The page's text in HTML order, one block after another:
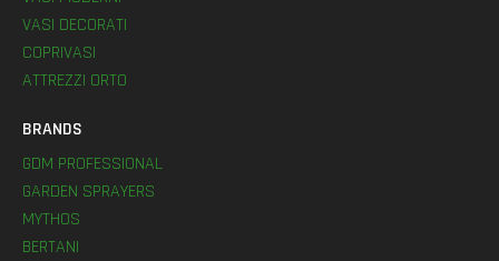
VASI DECORATI
COPRIVASI
ATTREZZI ORTO
BRANDS
GDM PROFESSIONAL
GARDEN SPRAYERS
MYTHOS
BERTANI